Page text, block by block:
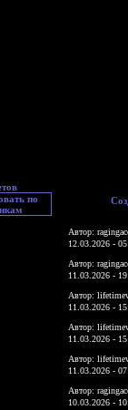
Автор:
12.03.2026 -
Автор:
11.03.2026 -
Автор:
11.03.2026 -
Автор:
11.03.2026 -
Автор:
11.03.2026 -
Автор:
10.03.2026 -